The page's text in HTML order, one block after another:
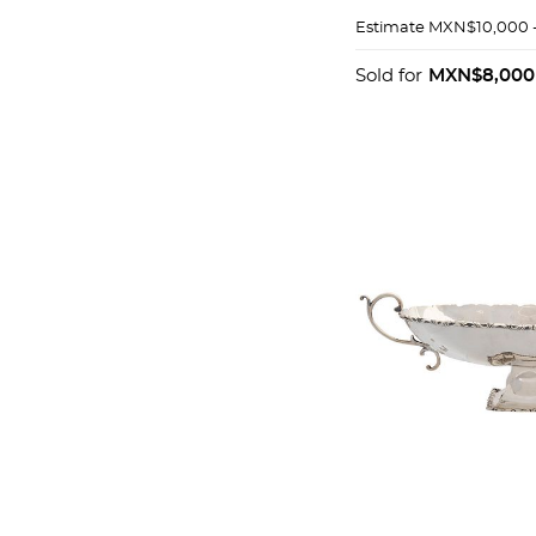
plata TANE,
Estimate MXN$10,000
Sold for MXN$8,000